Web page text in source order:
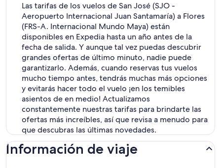
Las tarifas de los vuelos de San José (SJO -
Aeropuerto Internacional Juan Santamaría) a Flores
(FRS-A. Internacional Mundo Maya) están
disponibles en Expedia hasta un año antes de la
fecha de salida. Y aunque tal vez puedas descubrir
grandes ofertas de último minuto, nadie puede
garantizarlo. Además, cuando reservas tus vuelos
mucho tiempo antes, tendrás muchas más opciones
y evitarás hacer todo el vuelo ¡en los temibles
asientos de en medio! Actualizamos
constantemente nuestras tarifas para brindarte las
ofertas más increíbles, así que revisa a menudo para
que descubras las últimas novedades.
Información de viaje